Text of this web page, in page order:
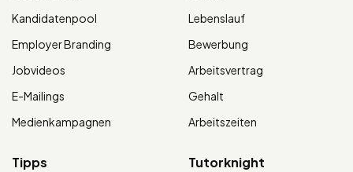
Kandidatenpool
Employer Branding
Jobvideos
E-Mailings
Medienkampagnen
Lebenslauf
Bewerbung
Arbeitsvertrag
Gehalt
Arbeitszeiten
Tipps Tutorknight